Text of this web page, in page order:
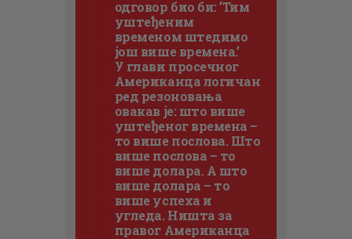
одговор био би: ’Тим
уштеђеним
временом штедимо
још више времена.’
У глави просечног
Американца логичан
ред резоновања
овакав је: што више
уштеђеног времена –
то више послова. Што
више послова – то
више долара. А што
више долара – то
више успеха и
угледа. Ништа за
правог Американца